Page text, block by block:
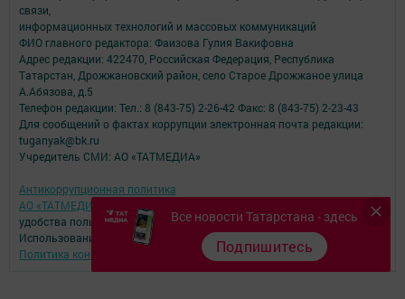
Все новости Татарстана - здесь
Подпишитесь
связи,
информационных технологий и массовых коммуникаций
ФИО главного редактора: Фаизова Гулия Вакифовна
Адрес редакции: 422470, Российская Федерация, Республика
Татарстан, Дрожжановский район, село Старое Дрожжаное улица
А.Абязова, д.5
Телефон редакции: Тел.: 8 (843-75) 2-26-42 Факс: 8 (843-75) 2-23-43
Для сообщений о фактах коррупции электронная почта редакции:
tuganyak@bk.ru
Учредитель СМИ: АО «ТАТМЕДИА»
Антикоррупционная политика
АО «ТАТМЕДИА» использует «cookie»
для персонализации сервисов и
удобства пользователей сайтом.
Использование «cookie» можно отменить в настройках браузера.
Политика конфиденциальности